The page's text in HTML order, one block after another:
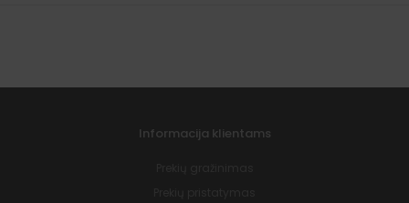
Informacija klientams